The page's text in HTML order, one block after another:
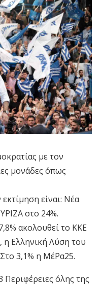
με τον
μονάδες όπως
είναι: Νέα
στο 24%.
ακολουθεί το ΚΚΕ
η Ελληνική Λύση του
3,1% η ΜέΡα25.
όλης της